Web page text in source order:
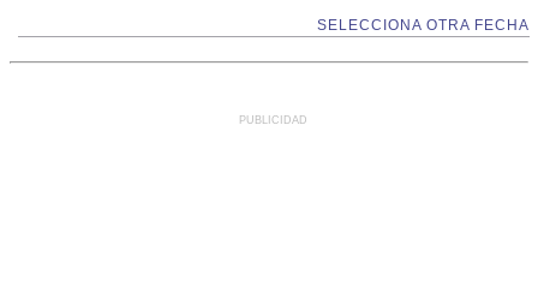
SELECCIONA OTRA FECHA
PUBLICIDAD